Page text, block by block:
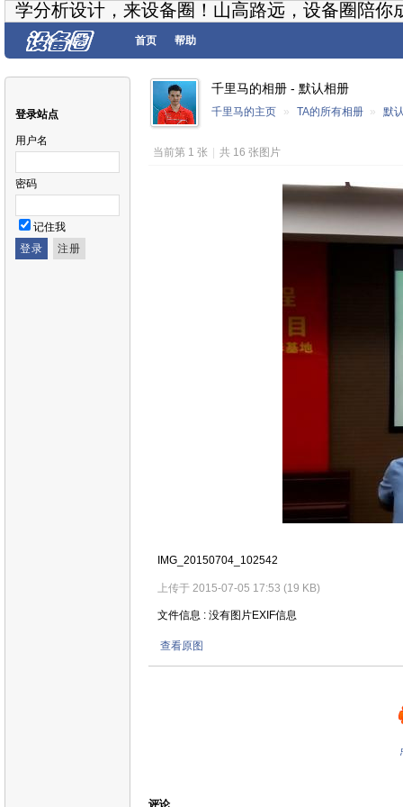
学分析设计，来设备圈！山高路远，设备圈陪你
首页 帮助
登录站点
用户名
密码
记住我
千里马的相册 - 默认相册
千里马的主页 » TA的所有相册 » 默
当前第 1 张 共 16 张图片
IMG_20150704_102542
上传于 2015-07-05 17:53 (19 KB)
文件信息 : 没有图片EXIF信息
查看原图
评论